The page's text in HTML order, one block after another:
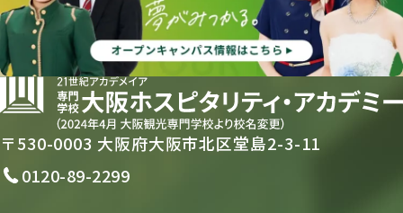
〒530-0003 大阪府大阪市北区堂島2-3-11
0120-89-2299